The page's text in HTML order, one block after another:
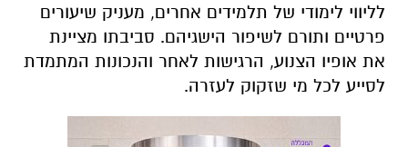
לליווי לימודי של תלמידים אחרים, מעניק שיעורים
פרטיים ותורם לשיפור הישגיהם. סביבתו מציינת
את אופיו הצנוע, הרגישות לאחר והנכונות המתמדת
לסייע לכל מי שזקוק לעזרה.